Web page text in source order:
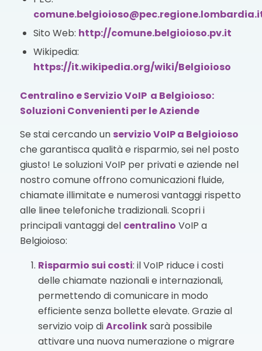
Sito Web: http://comune.belgioioso.pv.it
Wikipedia:
https://it.wikipedia.org/wiki/Belgioioso
Centralino e Servizio VoIP a Belgioioso:
Soluzioni Convenienti per le Aziende
Se stai cercando un servizio VoIPa Belgioioso
che garantisca qualità e risparmio, sei nel posto
giusto! Le soluzioni VoIP per privati e aziende nel
nostro comune offrono comunicazioni fluide,
chiamate illimitate e numerosi vantaggi rispetto
alle linee telefoniche tradizionali. Scopri i
principali vantaggi del centralino VoIP a
Belgioioso:
Risparmio sui costi: il VoIP riduce i costi
delle chiamate nazionali e internazionali,
permettendo di comunicare in modo
efficiente senza bollette elevate. Grazie al
servizio voip diArcolinksarà possibile
attivare una nuova numerazione o migrare